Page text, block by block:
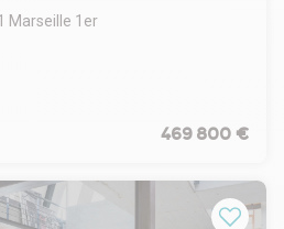
Marseille 1er
13001
arrondissement de Marseille,
avec ascenseur d'un immeuble
privatifs, offrant une
adaptée à de nombreuses
469 800 €